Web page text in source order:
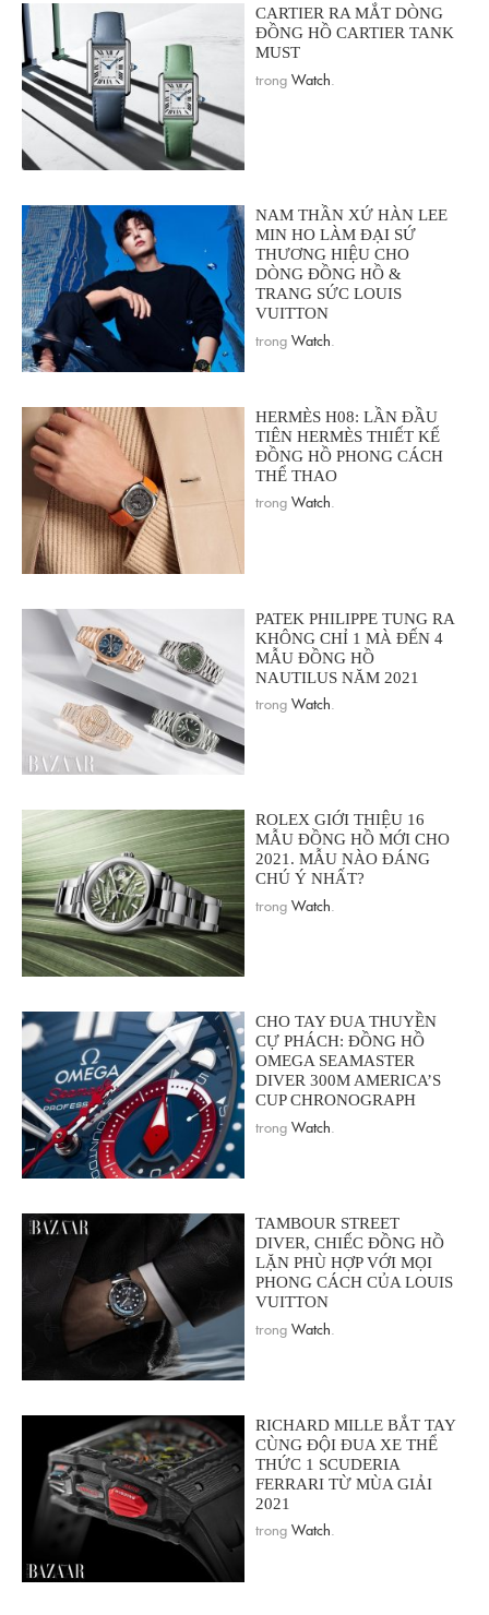
CARTIER RA MẮT DÒNG
ĐỒNG HỒ CARTIER TANK
MUST
trong Watch
NAM THẦN XỨ HÀN LEE
MIN HO LÀM ĐẠI SỨ
THƯƠNG HIỆU CHO
DÒNG ĐỒNG HỒ &
TRANG SỨC LOUIS
VUITTON
trong Watch
HERMÈS H08: LẦN ĐẦU
TIÊN HERMÈS THIẾT KẾ
ĐỒNG HỒ PHONG CÁCH
THỂ THAO
trong Watch
PATEK PHILIPPE TUNG RA
KHÔNG CHỈ 1 MÀ ĐẾN 4
MẪU ĐỒNG HỒ
NAUTILUS NĂM 2021
trong Watch
ROLEX GIỚI THIỆU 16
MẪU ĐỒNG HỒ MỚI CHO
2021. MẪU NÀO ĐÁNG
CHÚ Ý NHẤT?
trong Watch
CHO TAY ĐUA THUYỀN
CỰ PHÁCH: ĐỒNG HỒ
OMEGA SEAMASTER
DIVER 300M AMERICA’S
CUP CHRONOGRAPH
trong Watch
TAMBOUR STREET
DIVER, CHIẾC ĐỒNG HỒ
LẶN PHÙ HỢP VỚI MỌI
PHONG CÁCH CỦA LOUIS
VUITTON
trong Watch
RICHARD MILLE BẮT TAY
CÙNG ĐỘI ĐUA XE THỂ
THỨC 1 SCUDERIA
FERRARI TỪ MÙA GIẢI
2021
trong Watch